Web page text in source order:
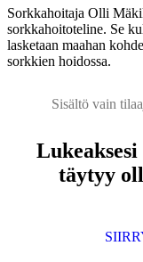
Sorkkahoitaja Olli
sorkkahoitoteline. Se
lasketaan maahan
sorkkien hoidossa.
Sisältö vain
täytyy